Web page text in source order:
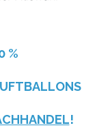
%
!